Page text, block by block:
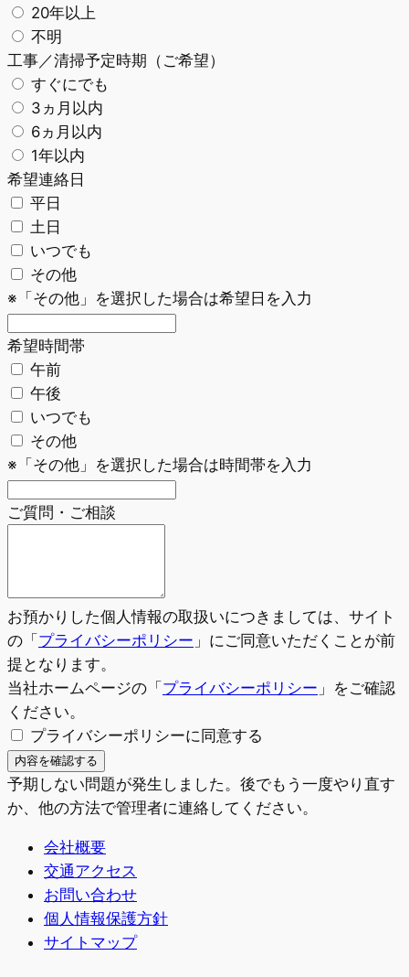
20年以上
不明
工事／清掃予定時期（ご希望）
すぐにでも
3ヵ月以内
6ヵ月以内
1年以内
希望連絡日
平日
土日
いつでも
その他
※「その他」を選択した場合は希望日を入力
希望時間帯
午前
午後
いつでも
その他
※「その他」を選択した場合は時間帯を入力
ご質問・ご相談
お預かりした個人情報の取扱いにつきましては、サイト
の「 プライバシーポリシー 」にご同意いただくことが前
提となります。
当社ホームページの「 プライバシーポリシー 」をご確認
ください。
プライバシーポリシーに同意する
内容を確認する
予期しない問題が発生しました。後でもう一度やり直す
か、他の方法で管理者に連絡してください。
会社概要
交通アクセス
お問い合わせ
個人情報保護方針
サイトマップ